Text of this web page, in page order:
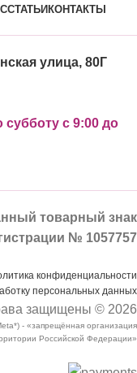
СТАТЬИКОНТАКТЫ
улица, 80Г
с 9:00 до
товарный знак
№ 1057757
конфиденциальности
персональных данных
защищены © 2026
- «запрещённая организация
Российской Федерации»